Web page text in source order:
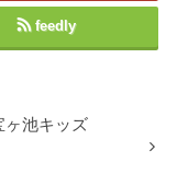
feedly
ヶ池キッズ